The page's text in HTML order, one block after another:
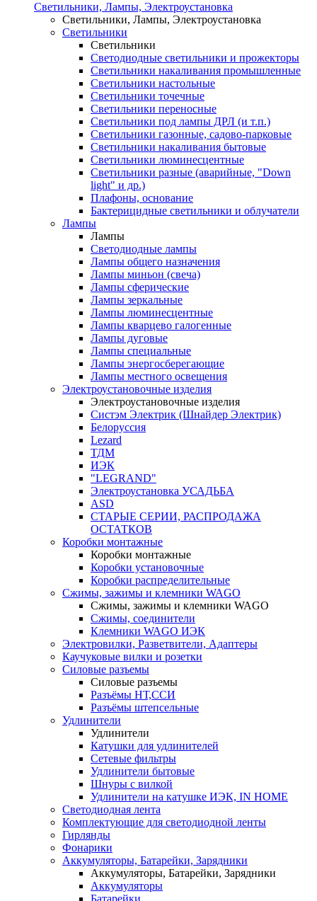
Светильники, Лампы, Электроустановка
Светильники, Лампы, Электроустановка
Светильники
Светильники
Светодиодные светильники и прожекторы
Светильники накаливания промышленные
Светильники настольные
Светильники точечные
Светильники переносные
Светильники под лампы ДРЛ (и т.п.)
Светильники газонные, садово-парковые
Светильники накаливания бытовые
Светильники люминесцентные
Светильники разные (аварийные, "Down
light" и др.)
Плафоны, основание
Бактерицидные светильники и облучатели
Лампы
Лампы
Светодиодные лампы
Лампы общего назначения
Лампы миньон (свеча)
Лампы сферические
Лампы зеркальные
Лампы люминесцентные
Лампы кварцево галогенные
Лампы дуговые
Лампы специальные
Лампы энергосберегающие
Лампы местного освещения
Электроустановочные изделия
Электроустановочные изделия
Систэм Электрик (Шнайдер Электрик)
Белоруссия
Lezard
ТДМ
ИЭК
"LEGRAND"
Электроустановка УСАДЬБА
ASD
СТАРЫЕ СЕРИИ, РАСПРОДАЖА
ОСТАТКОВ
Коробки монтажные
Коробки монтажные
Коробки установочные
Коробки распределительные
Сжимы, зажимы и клемники WAGO
Сжимы, зажимы и клемники WAGO
Сжимы, соединители
Клемники WAGO ИЭК
Электровилки, Разветвители, Адаптеры
Каучуковые вилки и розетки
Силовые разъемы
Силовые разъемы
Разъёмы НТ,ССИ
Разъёмы штепсельные
Удлинители
Удлинители
Катушки для удлинителей
Сетевые фильтры
Удлинители бытовые
Шнуры с вилкой
Удлинители на катушке ИЭК, IN HOME
Светодиодная лента
Комплектующие для светодиодной ленты
Гирлянды
Фонарики
Аккумуляторы, Батарейки, Зарядники
Аккумуляторы, Батарейки, Зарядники
Аккумуляторы
Батарейки